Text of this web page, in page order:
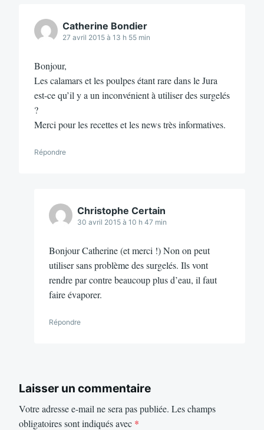
Catherine Bondier
27 avril 2015 à 13 h 55 min
Bonjour,
Les calamars et les poulpes étant rare dans le Jura
est-ce qu’il y a un inconvénient à utiliser des surgelés
?
Merci pour les recettes et les news très informatives.
Répondre
Christophe Certain
30 avril 2015 à 10 h 47 min
Bonjour Catherine (et merci !) Non on peut
utiliser sans problème des surgelés. Ils vont
rendre par contre beaucoup plus d’eau, il faut
faire évaporer.
Répondre
Laisser un commentaire
Votre adresse e-mail ne sera pas publiée. Les champs
obligatoires sont indiqués avec *